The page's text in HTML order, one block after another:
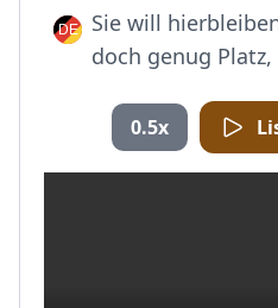
Sie will
doch genug Platz,
0.5x